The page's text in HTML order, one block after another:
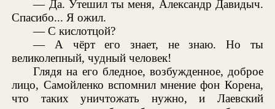
— Да. Утешил ты меня, Александр Давидыч.
Спасибо... Я ожил.
— С кислотцой?
— А чёрт его знает, не знаю. Но ты
великолепный, чудный человек!
Глядя на его бледное, возбужденное, доброе
лицо, Самойленко вспомнил мнение фон Корена,
что таких уничтожать нужно, и Лаевский